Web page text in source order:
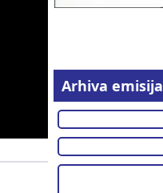
Arhiva emisija